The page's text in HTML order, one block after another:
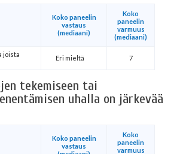
Koko paneelin
vastaus
(mediaani)
Koko
paneelin
varmuus
(mediaani)
joista
Eri mieltä 7
tekemiseen tai
uhalla on järkevää
Koko paneelin
vastaus
Koko
paneelin
varmuus